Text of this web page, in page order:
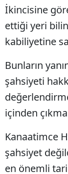
İkincisine
ettiği yeri
kabiliyetine
Bunların
şahsiyeti
içinden
Kanaatimce
şahsiyet
en önemli